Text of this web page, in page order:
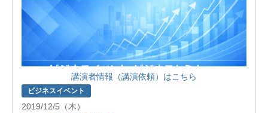
講演者情報（講演依頼）はこちら
ビジネスイベント
2019/12/5（木）